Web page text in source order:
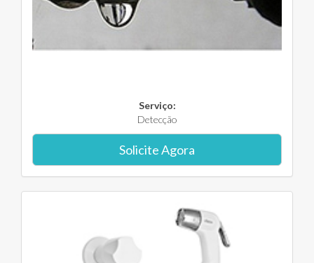
Serviço:
Detecção
Solicite Agora